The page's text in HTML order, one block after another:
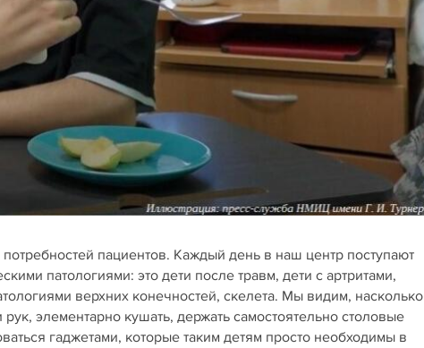
пациентов. Каждый день в наш центр поступают
патологиями: это дети после травм, дети с артритами,
верхних конечностей, скелета. Мы видим, насколько
элементарно кушать, держать самостоятельно столовые
гаджетами, которые таким детям просто необходимы в